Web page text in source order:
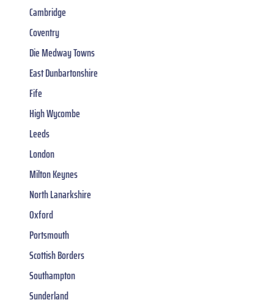
Cambridge
Coventry
Die Medway Towns
East Dunbartonshire
Fife
High Wycombe
Leeds
London
Milton Keynes
North Lanarkshire
Oxford
Portsmouth
Scottish Borders
Southampton
Sunderland